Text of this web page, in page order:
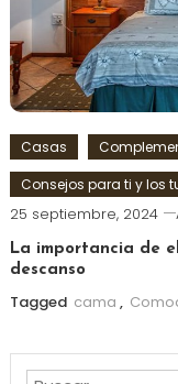
Casas
Consejos para ti y los
25 septiembre, 2024
La importancia de
descanso
Tagged cama ,